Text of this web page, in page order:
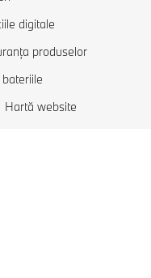
digitale
produselor
Hartă website